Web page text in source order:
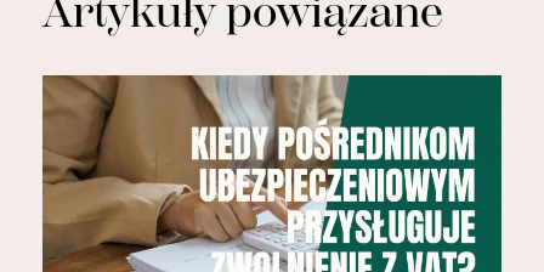
Artykuły powiązane